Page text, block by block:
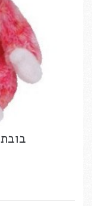
בובת TY רובי הקוף האדום